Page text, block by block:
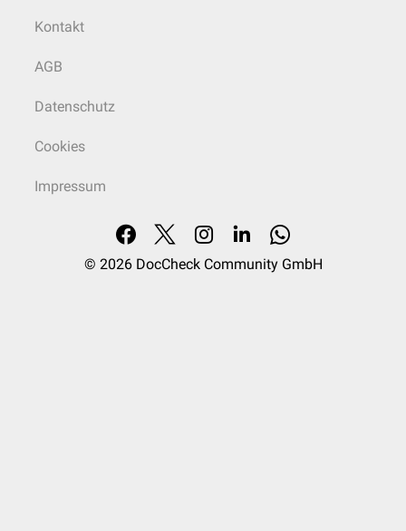
Kontakt
AGB
Datenschutz
Cookies
Impressum
© 2026 DocCheck Community GmbH